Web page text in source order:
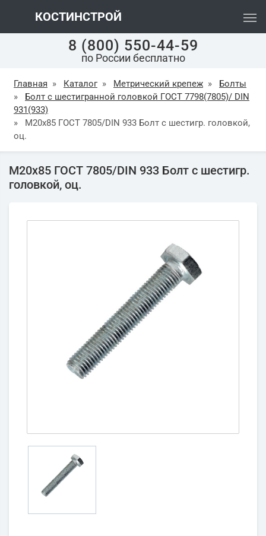
КОСТИНСТРОЙ
8 (800) 550-44-59
по России бесплатно
Главная » Каталог » Метрический крепеж »
Болты
»
Болт с шестигранной головкой ГОСТ 7798(7805)/ DIN
931(933)
»
М20х85 ГОСТ 7805/DIN 933 Болт с шестигр. головкой,
оц.
М20х85 ГОСТ 7805/DIN 933 Болт с шестигр.
головкой, оц.